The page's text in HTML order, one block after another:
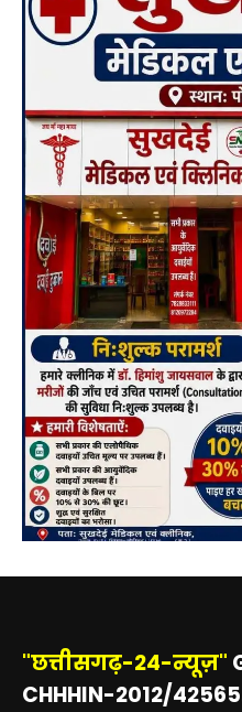
"छत्तीसगढ़-24-न्यूज़"
CHHHIN-2012/